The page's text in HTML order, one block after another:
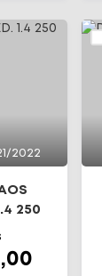
2022
250